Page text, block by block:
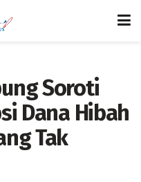
Soroti
Dana Hibah
Tak